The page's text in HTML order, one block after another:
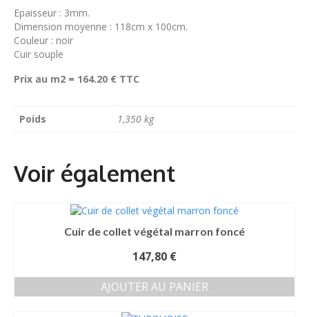
Epaisseur : 3mm.
Dimension moyenne : 118cm x 100cm.
Couleur : noir
Cuir souple
Prix au m2 = 164.20 € TTC
Poids 1,350 kg
Cuir de collet végétal marron foncé
147,80 €
AJOUTER AU PANIER